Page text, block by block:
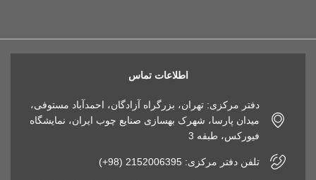
اطلاعات تماس
دفتر مرکزی: تهران، بزرگراه آزادگان، احمدآباد مستوفی،
میدان پارسا، شهرک بهسازی صنایع چوب ایران، نمایشگاه
فیورکس، طبقه 3
تلفن دفتر مرکزی: 2152006395 (98+)